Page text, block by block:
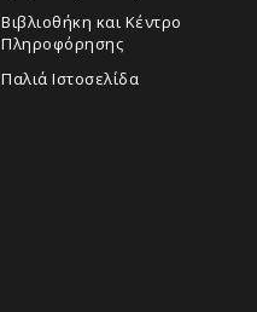
Βιβλιοθήκη και Κέντρο
Πληροφόρησης
Παλιά Ιστοσελίδα